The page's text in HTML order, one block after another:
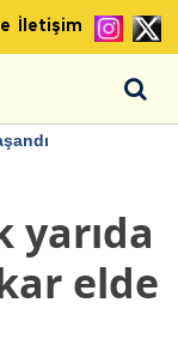
İletişim
yarıda
elde